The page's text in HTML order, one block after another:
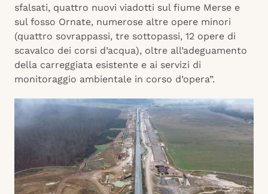
sfalsati, quattro nuovi viadotti sul fiume Merse e
sul fosso Ornate, numerose altre opere minori
(quattro sovrappassi, tre sottopassi, 12 opere di
scavalco dei corsi d’acqua), oltre all’adeguamento
della carreggiata esistente e ai servizi di
monitoraggio ambientale in corso d’opera”.